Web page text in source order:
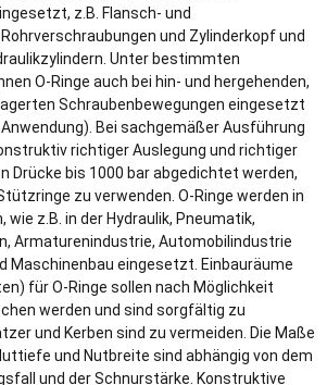
z.B. Flansch- und
und Zylinderkopf und
Unter bestimmten
O-Ringe auch bei hin- und hergehenden,
Schraubenbewegungen eingesetzt
Bei sachgemäßer Ausführung
richtiger Auslegung und richtiger
Drücke bis 1000 bar abgedichtet werden,
zu verwenden. O-Ringe werden in
wie z.B. in der Hydraulik, Pneumatik,
Armaturenindustrie, Automobilindustrie
Maschinenbau eingesetzt. Einbauräume
für O-Ringe sollen nach Möglichkeit
werden und sind sorgfältig zu
und Kerben sind zu vermeiden. Die Maße
und Nutbreite sind abhängig von dem
und der Schnurstärke. Konstruktive